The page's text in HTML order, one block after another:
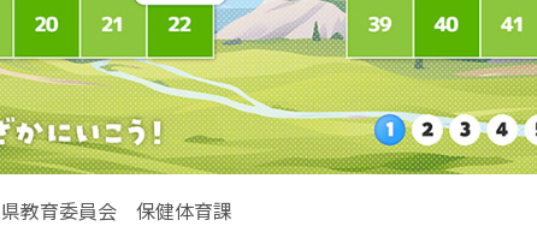
教育委員会 保健体育課